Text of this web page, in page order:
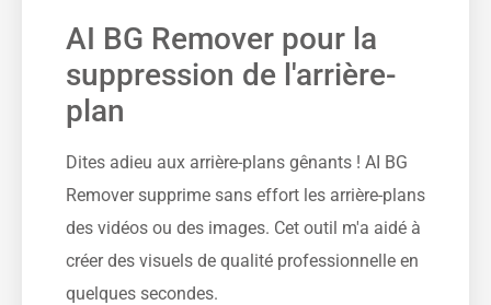
AI BG Remover pour la
suppression de l'arrière-
plan
Dites adieu aux arrière-plans gênants ! AI BG
Remover supprime sans effort les arrière-plans
des vidéos ou des images. Cet outil m'a aidé à
créer des visuels de qualité professionnelle en
quelques secondes.